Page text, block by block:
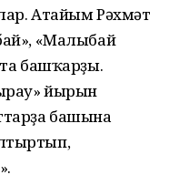
Атайым Рәхмәт
«Малыбай
башҡарҙы.
йырын
башына